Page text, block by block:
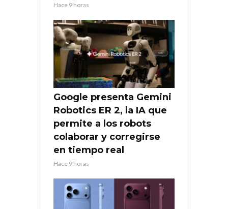
Hace 9 horas
Google presenta Gemini
Robotics ER 2, la IA que
permite a los robots
colaborar y corregirse
en tiempo real
Hace 9 horas